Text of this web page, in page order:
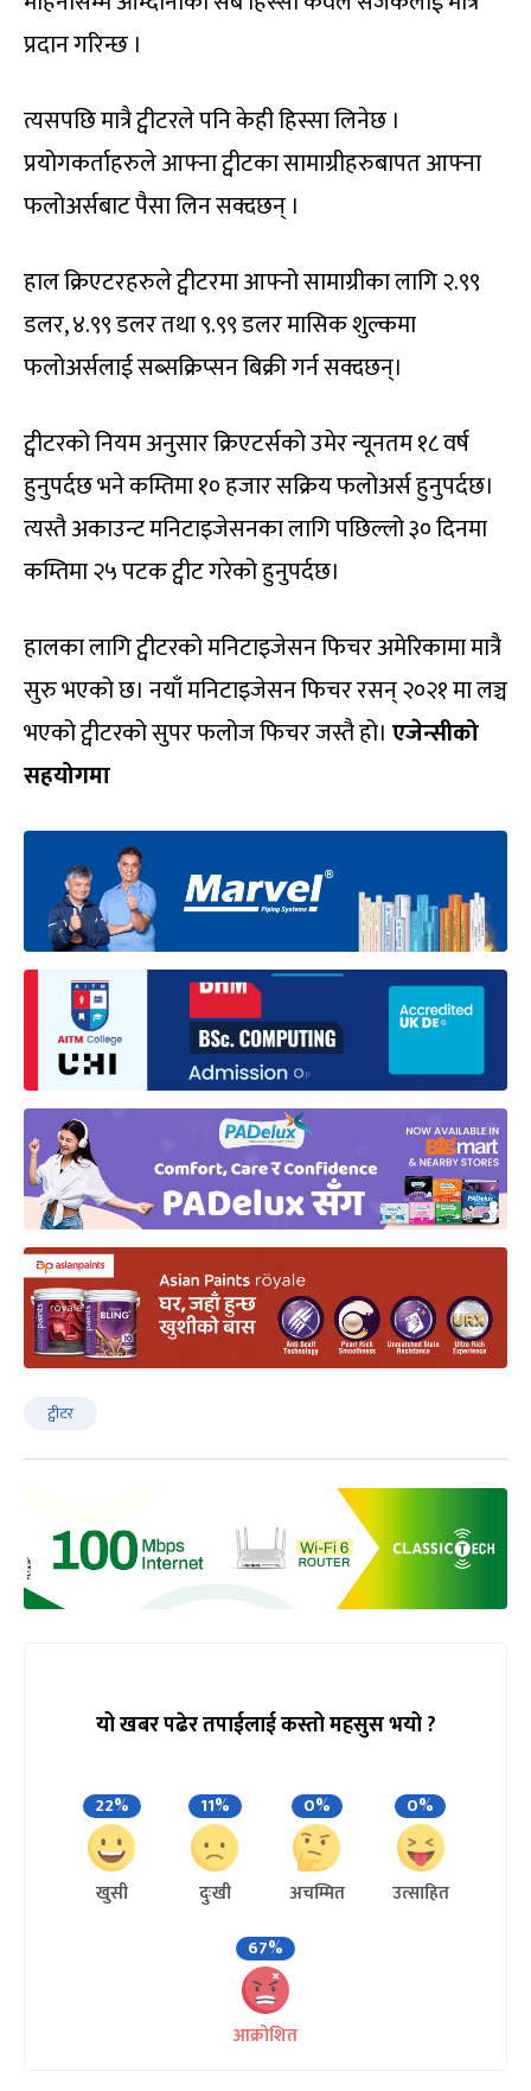
प्रदान गरिन्छ ।
त्यसपछि मात्रै ट्वीटरले पनि केही हिस्सा लिनेछ ।
प्रयोगकर्ताहरुले आफ्ना ट्वीटका सामाग्रीहरुबापत आफ्ना
फलोअर्सबाट पैसा लिन सक्दछन् ।
हाल क्रिएटरहरुले ट्वीटरमा आफ्नो सामाग्रीका लागि २.९९
डलर, ४.९९ डलर तथा ९.९९ डलर मासिक शुल्कमा
फलोअर्सलाई सब्सक्रिप्सन बिक्री गर्न सक्दछन्।
ट्वीटरको नियम अनुसार क्रिएटर्सको उमेर न्यूनतम १८ वर्ष
हुनुपर्दछ भने कम्तिमा १० हजार सक्रिय फलोअर्स हुनुपर्दछ।
त्यस्तै अकाउन्ट मनिटाइजेसनका लागि पछिल्लो ३० दिनमा
कम्तिमा २५ पटक ट्वीट गरेको हुनुपर्दछ।
हालका लागि ट्वीटरको मनिटाइजेसन फिचर अमेरिकामा मात्रै
सुरु भएको छ। नयाँ मनिटाइजेसन फिचर रसन् २०२१ मा लञ्च
भएको ट्वीटरको सुपर फलोज फिचर जस्तै हो। एजेन्सीको
सहयोगमा
ट्वीटर
यो खबर पढेर तपाईलाई कस्तो महसुस भयो ?
22%
खुसी
11%
दुःखी
0%
अचम्मित
0%
उत्साहित
67%
आक्रोशित